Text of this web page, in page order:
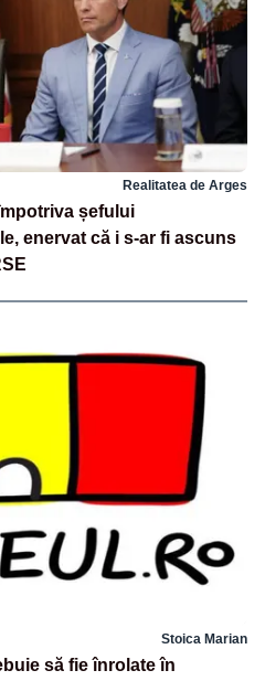
Realitatea de Arges
șefului
enervat că i s-ar fi ascuns
Stoica Marian
să fie înrolate în